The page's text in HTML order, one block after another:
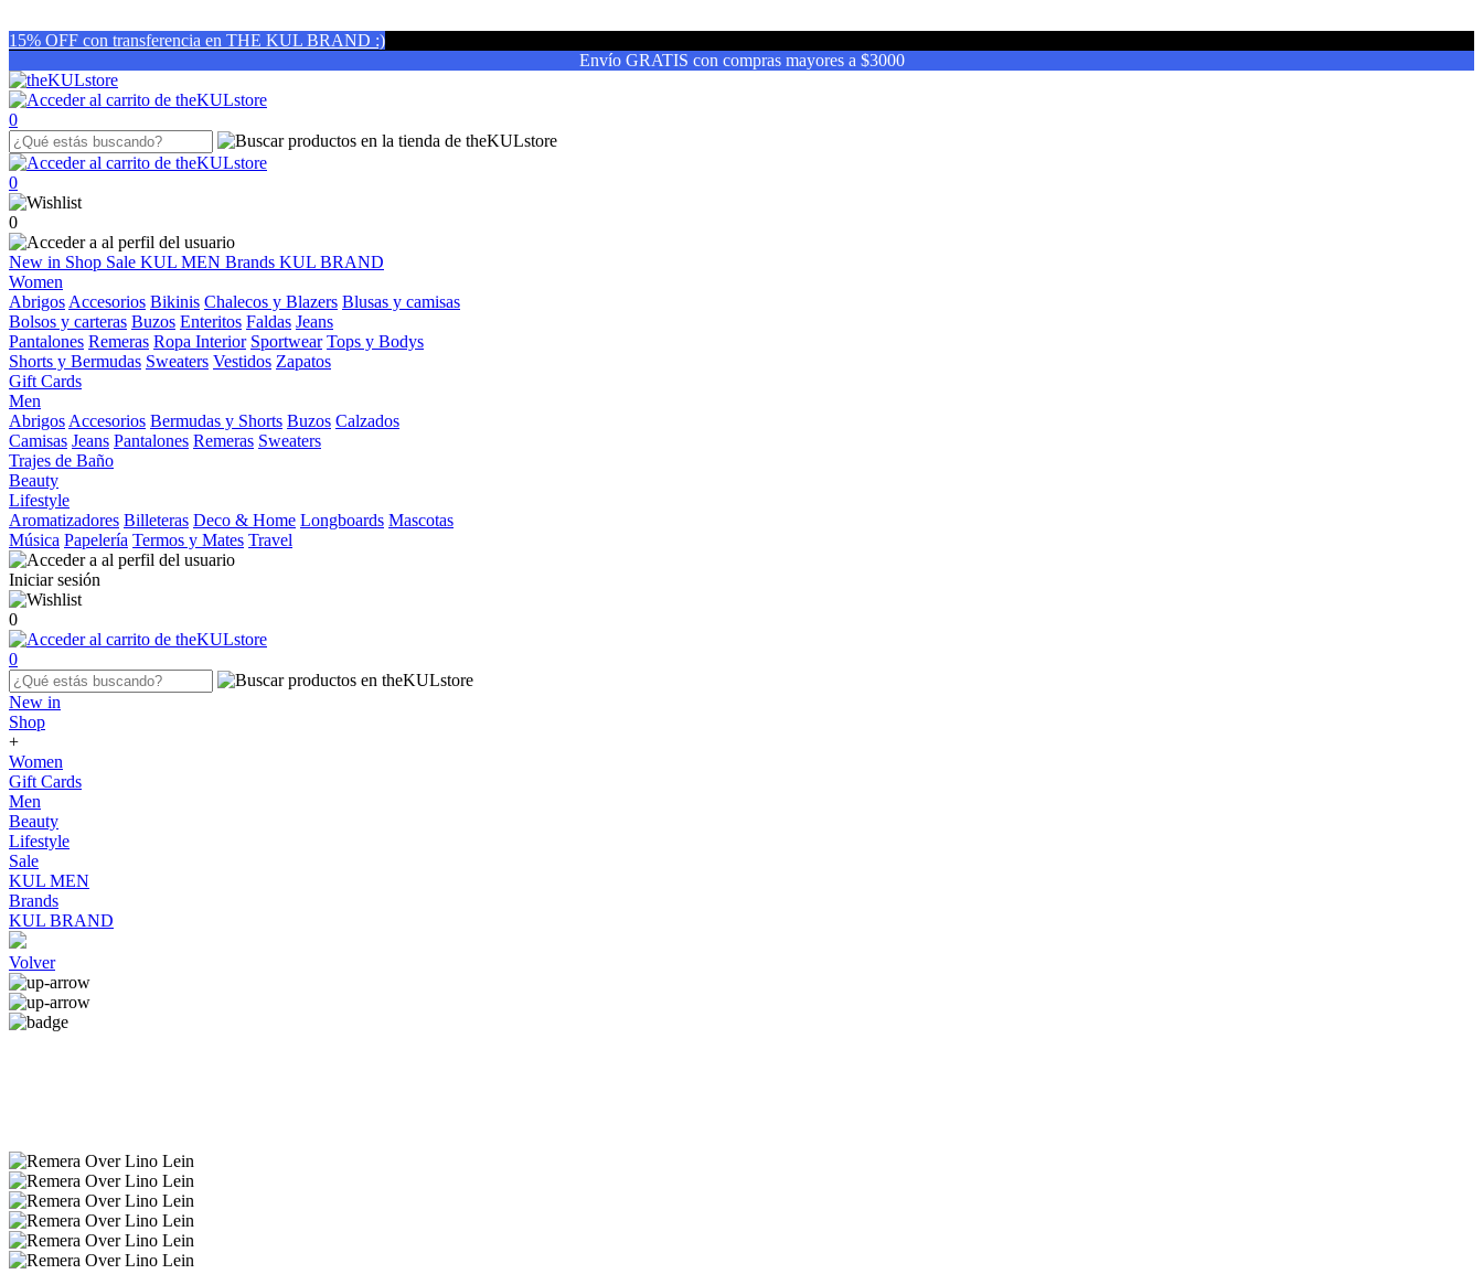
15% OFF con transferencia en THE KUL BRAND :)
Envío GRATIS con compras mayores a $3000
0
0
0
New in Shop Sale KUL MEN Brands KUL BRAND
Women
Abrigos Accesorios Bikinis Chalecos y Blazers Blusas y camisas
Bolsos y carteras Buzos Enteritos Faldas Jeans
Pantalones Remeras Ropa Interior Sportwear Tops y Bodys
Shorts y Bermudas Sweaters Vestidos Zapatos
Gift Cards
Men
Abrigos Accesorios Bermudas y Shorts Buzos Calzados
Camisas Jeans Pantalones Remeras Sweaters
Trajes de Baño
Beauty
Lifestyle
Aromatizadores Billeteras Deco & Home Longboards Mascotas
Música Papelería Termos y Mates Travel
Iniciar sesión
0
0
New in
Shop
+
Women
Gift Cards
Men
Beauty
Lifestyle
Sale
KUL MEN
Brands
KUL BRAND
Volver